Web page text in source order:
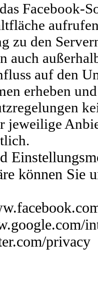
Facebook-
zu den
auch
auf den
erheben
jeweilige
können Sie
privacy